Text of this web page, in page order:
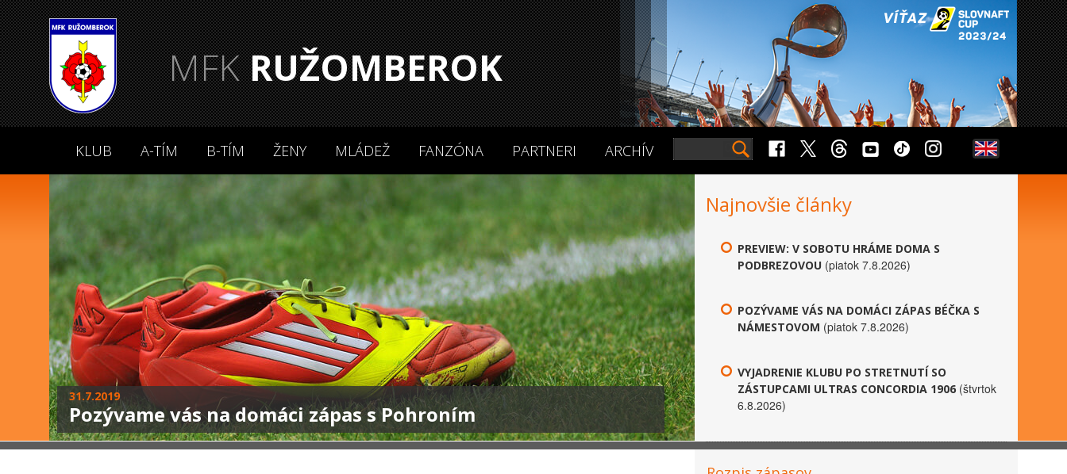
MFKRUŽOMBEROK
KLUB A-TÍM B-TÍM ŽENY MLÁDEŽ FANZÓNA PARTNERI ARCHÍV
31.7.2019
Pozývame vás na domáci zápas s Pohroním
Najnovšie články
PREVIEW: V SOBOTU HRÁME DOMA S
PODBREZOVOU (piatok 7.8.2026)
POZÝVAME VÁS NA DOMÁCI ZÁPAS BÉČKA S
NÁMESTOVOM (piatok 7.8.2026)
VYJADRENIE KLUBU PO STRETNUTÍ SO
ZÁSTUPCAMI ULTRAS CONCORDIA 1906 (štvrtok
6.8.2026)